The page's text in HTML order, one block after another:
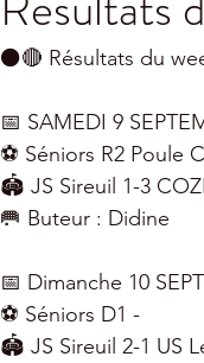
⚫️🔴 Résultats du
📅 SAMEDI 9
⚽️ Séniors R2 Poule C
🏟 JS Sireuil 1-3
🥅 Buteur : Didine
📅 Dimanche 10
⚽️ Séniors D1 -
🏟 JS Sireuil 2-1 US